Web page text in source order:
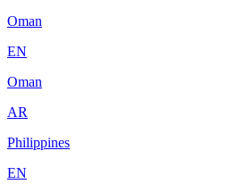
Oman
EN
Oman
AR
Philippines
EN